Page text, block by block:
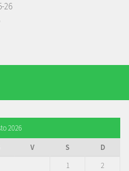
26
2026
V S
D
1
2